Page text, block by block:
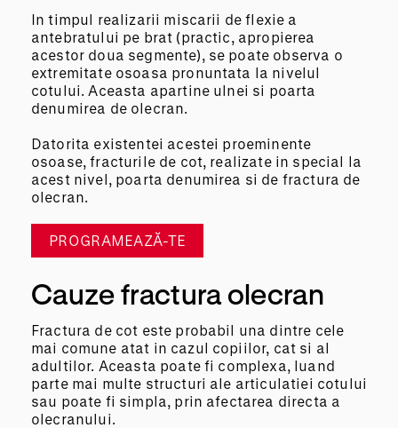
In timpul realizarii miscarii de flexie a
antebratului pe brat (practic, apropierea
acestor doua segmente), se poate observa o
extremitate osoasa pronuntata la nivelul
cotului. Aceasta apartine ulnei si poarta
denumirea de olecran.
Datorita existentei acestei proeminente
osoase, fracturile de cot, realizate in special la
acest nivel, poarta denumirea si de fractura de
olecran.
PROGRAMEAZĂ-TE
Cauze fractura olecran
Fractura de cot este probabil una dintre cele
mai comune atat in cazul copiilor, cat si al
adultilor. Aceasta poate fi complexa, luand
parte mai multe structuri ale articulatiei cotului
sau poate fi simpla, prin afectarea directa a
olecranului.